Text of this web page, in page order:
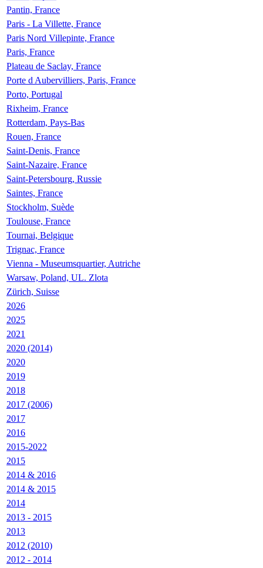
Pantin, France
Paris - La Villette, France
Paris Nord Villepinte, France
Paris, France
Plateau de Saclay, France
Porte d Aubervilliers, Paris, France
Porto, Portugal
Rixheim, France
Rotterdam, Pays-Bas
Rouen, France
Saint-Denis, France
Saint-Nazaire, France
Saint-Petersbourg, Russie
Saintes, France
Stockholm, Suède
Toulouse, France
Tournai, Belgique
Trignac, France
Vienna - Museumsquartier, Autriche
Warsaw, Poland, UL. Zlota
Zürich, Suisse
2026
2025
2021
2020 (2014)
2020
2019
2018
2017 (2006)
2017
2016
2015-2022
2015
2014 & 2016
2014 & 2015
2014
2013 - 2015
2013
2012 (2010)
2012 - 2014